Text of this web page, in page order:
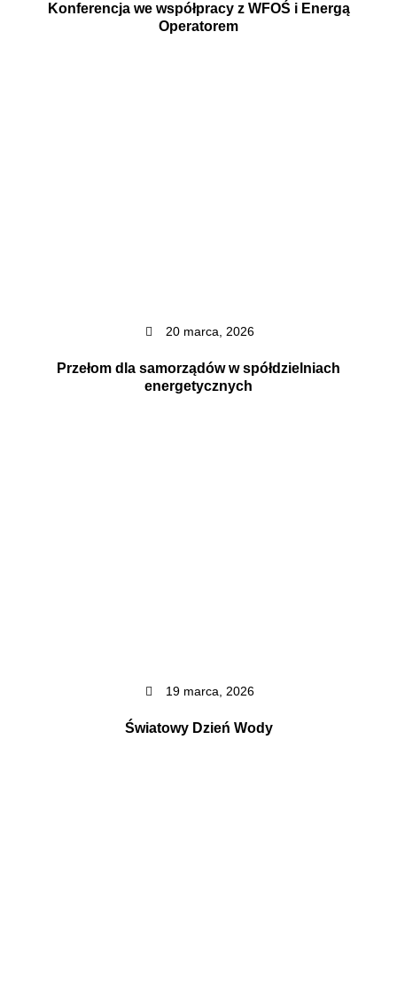
Konferencja we współpracy z WFOŚ i Energą
Operatorem
20 marca, 2026
Przełom dla samorządów w spółdzielniach
energetycznych
19 marca, 2026
Światowy Dzień Wody